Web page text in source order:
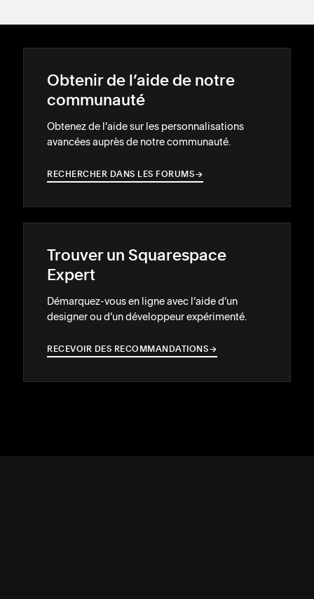
Obtenir de l’aide de notre
communauté
Obtenez de l’aide sur les personnalisations
avancées auprès de notre communauté.
RECHERCHER DANS LES FORUMS→
→
Trouver un Squarespace
Expert
Démarquez-vous en ligne avec l’aide d’un
designer ou d’un développeur expérimenté.
RECEVOIR DES RECOMMANDATIONS→
→